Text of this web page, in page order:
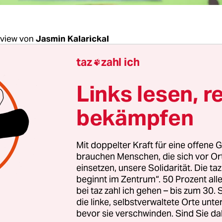
von Jasmin Kalarickal
Sie unterrichten Willkommensklassen
Ach, dieses Wort ...
daran?
ein offizieller Begriff, dem beuge ich mich.
alle Kinder willkommen, ganz egal welches
finde den Begriff ein Stück weit ausgrenzend.
Migranten, die sich dadurch stigmatisiert fühlen.
taz zahl ich
Links lesen,
bekämpfen
Mit doppelter Kraft für eine offene
brauchen Menschen, die sich vor
einsetzen, unsere Solidarität. Die
beginnt im Zentrum“. 50 Prozent
bei taz zahl ich gehen – bis zum
die linke, selbstverwaltete Orte
bevor sie verschwinden. Sind Sie